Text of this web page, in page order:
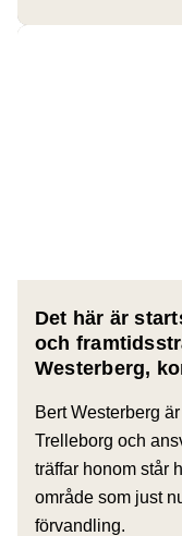
Det här är
och
Westerberg,
Bert Westerberg
Trelleborg och
träffar honom står
område som just
förvandling.